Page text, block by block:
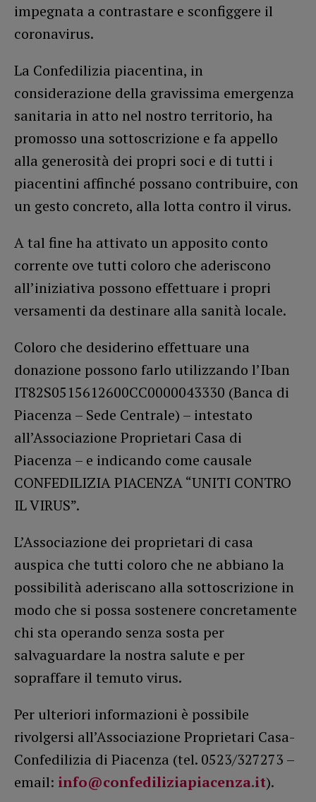
impegnata a contrastare e sconfiggere il
coronavirus.
La Confedilizia piacentina, in
considerazione della gravissima emergenza
sanitaria in atto nel nostro territorio, ha
promosso una sottoscrizione e fa appello
alla generosità dei propri soci e di tutti i
piacentini affinché possano contribuire, con
un gesto concreto, alla lotta contro il virus.
A tal fine ha attivato un apposito conto
corrente ove tutti coloro che aderiscono
all’iniziativa possono effettuare i propri
versamenti da destinare alla sanità locale.
Coloro che desiderino effettuare una
donazione possono farlo utilizzando l’Iban
IT82S0515612600CC0000043330 (Banca di
Piacenza – Sede Centrale) – intestato
all’Associazione Proprietari Casa di
Piacenza – e indicando come causale
CONFEDILIZIA PIACENZA “UNITI CONTRO
IL VIRUS”.
L’Associazione dei proprietari di casa
auspica che tutti coloro che ne abbiano la
possibilità aderiscano alla sottoscrizione in
modo che si possa sostenere concretamente
chi sta operando senza sosta per
salvaguardare la nostra salute e per
sopraffare il temuto virus.
Per ulteriori informazioni è possibile
rivolgersi all’Associazione Proprietari Casa-
Confedilizia di Piacenza (tel. 0523/327273 –
email: info@confediliziapiacenza.it).